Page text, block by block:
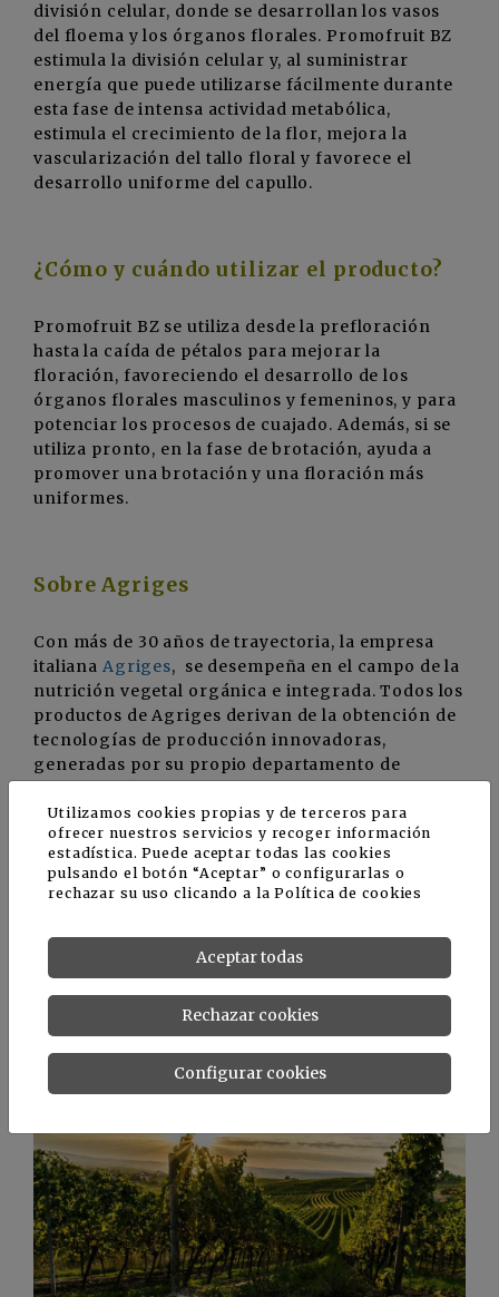
división celular, donde se desarrollan los vasos
del floema y los órganos florales. Promofruit BZ
estimula la división celular y, al suministrar
energía que puede utilizarse fácilmente durante
esta fase de intensa actividad metabólica,
estimula el crecimiento de la flor, mejora la
vascularización del tallo floral y favorece el
desarrollo uniforme del capullo.
¿Cómo y cuándo utilizar el producto?
Promofruit BZ se utiliza desde la prefloración
hasta la caída de pétalos para mejorar la
floración, favoreciendo el desarrollo de los
órganos florales masculinos y femeninos, y para
potenciar los procesos de cuajado. Además, si se
utiliza pronto, en la fase de brotación, ayuda a
promover una brotación y una floración más
uniformes.
Sobre Agriges
Con más de 30 años de trayectoria, la empresa
italiana Agriges, se desempeña en el campo de la
nutrición vegetal orgánica e integrada. Todos los
productos de Agriges derivan de la obtención de
tecnologías de producción innovadoras,
generadas por su propio departamento de
Por otra parte, la compañía colabora
constantemente con institutos de investigación,
centros de pruebas, universidades, cooperativas
plantea sus desafíos: desarrollar productos
seguros y sostenibles que maximicen los
resultados productivos de los cultivos,
reduciendo el uso de productos químicos y
potencialmente contaminantes.
Utilizamos cookies propias y de terceros para
ofrecer nuestros servicios y recoger información
estadística. Puede aceptar todas las cookies
pulsando el botón “Aceptar” o configurarlas o
rechazar su uso clicando a laPolítica de cookies
Aceptar todas
Rechazar cookies
Configurar cookies